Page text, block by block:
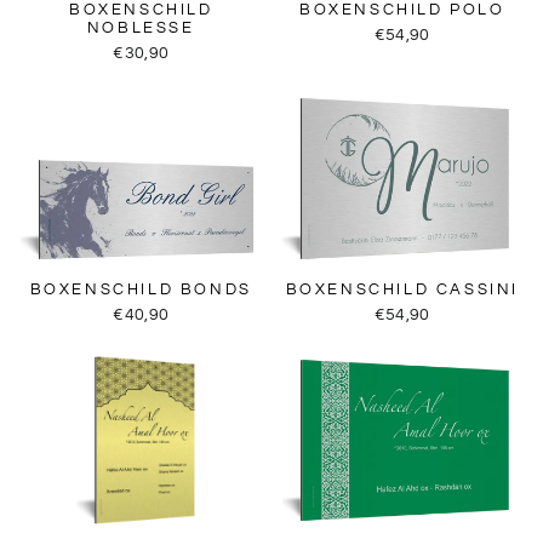
BOXENSCHILD
NOBLESSE
€30,90
BOXENSCHILD POLO
€54,90
BOXENSCHILD BONDS
€40,90
BOXENSCHILD CASSINI
€54,90